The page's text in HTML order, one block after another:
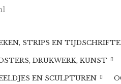
STRIPS EN
DRUKWERK, KUNST
EN SCULPTUREN